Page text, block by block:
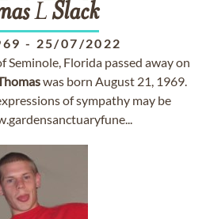
LSlack
- 25/07/2022
Seminole, Florida passed away on
was born August 21, 1969.
of sympathy may be